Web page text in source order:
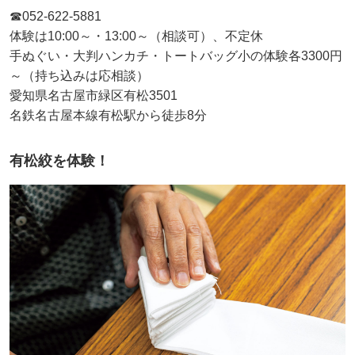
☎052-622-5881
体験は10:00～・13:00～（相談可）、不定休
手ぬぐい・大判ハンカチ・トートバッグ小の体験各3300円
～（持ち込みは応相談）
愛知県名古屋市緑区有松3501
名鉄名古屋本線有松駅から徒歩8分
有松絞を体験！